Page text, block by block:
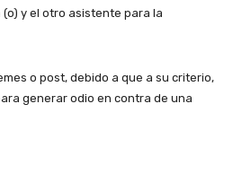
y el otro asistente para la
o post, debido a que a su criterio,
generar odio en contra de una